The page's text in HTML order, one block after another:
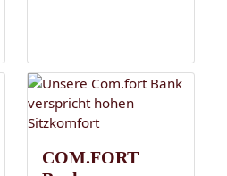
COM.FORT